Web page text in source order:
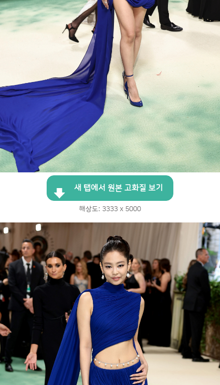
새 탭에서 원본 고화질 보기
해상도: 3333 x 5000